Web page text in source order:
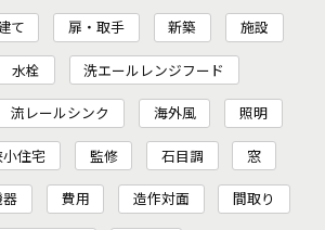
て 扉・取手 新築 施設
水栓 洗エールレンジフード
流レールシンク 海外風 照明
住宅 監修 石目調 窓
費用 造作対面 間取り